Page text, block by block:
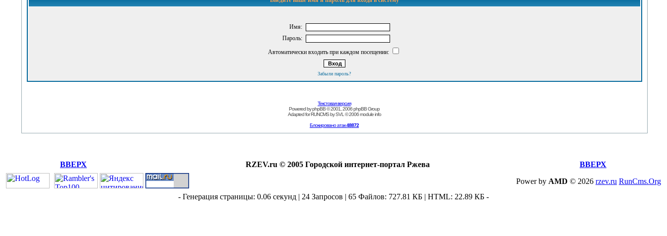
Имя:
Пароль:
Автоматически входить при каждом посещении:
Забыли пароль?
Текстовая версия
Powered byphpBB© 2001, 2006 phpBB Group
Adapted forRUNCMSbySVL © 2006module info
Блокировано атак48872
ВВЕРХ RZEV.ru © 2005 Городской интернет-портал Ржева
ВВЕРХ
Power by AMD © 2026 rzev.ru RunCms.Org
- Генерация страницы: 0.06 секунд | 24 Запросов | 65 Файлов: 727.81 КБ | HTML: 22.89 КБ -